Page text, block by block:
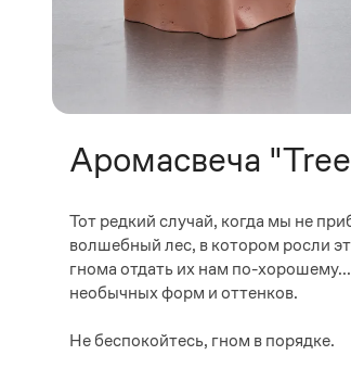
Аромасвеча
Тот редкий случай, когда мы не
волшебный лес, в котором росли
гнома отдать их нам по-
необычных форм и оттенков.
Не беспокойтесь, гном в порядке.